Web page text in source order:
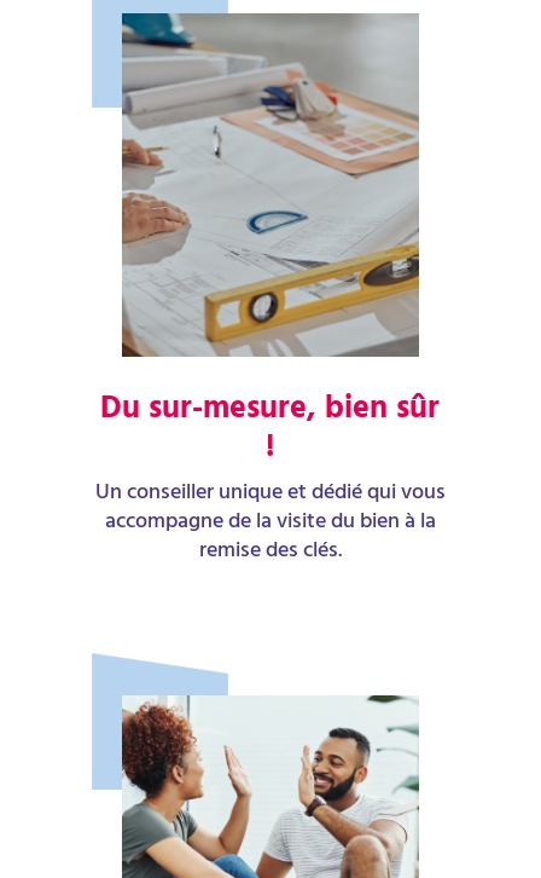
Du sur-mesure, bien sûr
!
Un conseiller unique et dédié qui vous
accompagne de la visite du bien à la
remise des clés.